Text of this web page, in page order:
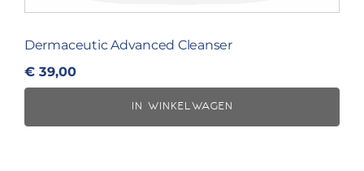
Dermaceutic Advanced Cleanser
€ 39,00
IN WINKELWAGEN